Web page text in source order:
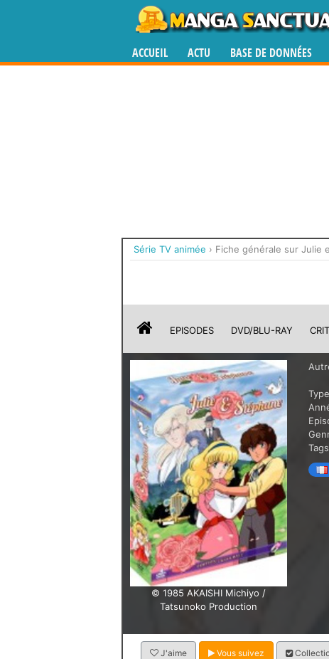
ACCUEIL ACTU BASE DE DONNÉES
Série TV animée › Fiche générale sur Julie
EPISODES DVD/BLU-RAY
© 1985 AKAISHI Michiyo /
Tatsunoko Production
Type
Tags
J'aime Vous suivez